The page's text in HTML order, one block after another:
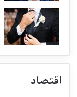
اقتصاد